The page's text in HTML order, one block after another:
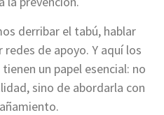
derribar el tabú, hablar
de apoyo. Y aquí los
tienen un papel esencial: no
sino de abordarla con